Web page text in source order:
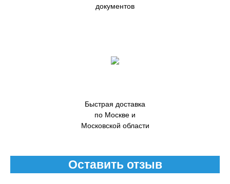
документов
Быстрая доставка
по Москве и
Московской области
Оставить отзыв